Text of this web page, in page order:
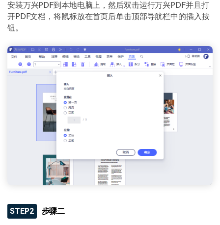
安装万兴PDF到本地电脑上，然后双击运行万兴PDF并且打
开PDF文档，将鼠标放在首页后单击顶部导航栏中的插入按
钮。
STEP2 步骤二